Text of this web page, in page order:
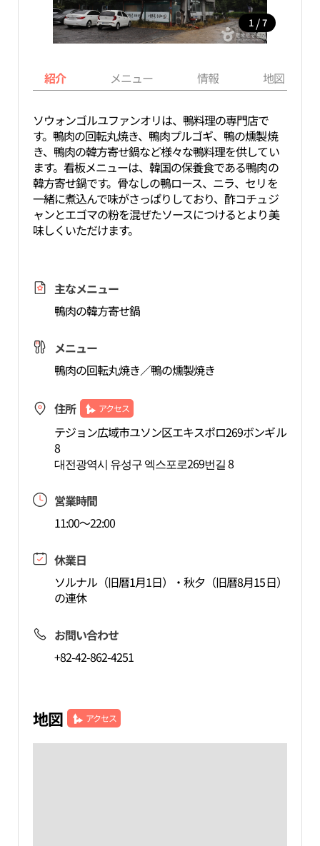
1 / 7
紹介 メニュー 情報 地図
ソウォンゴルユファンオリは、鴨料理の専門店で
す。鴨肉の回転丸焼き、鴨肉プルゴギ、鴨の燻製焼
き、鴨肉の韓方寄せ鍋など様々な鴨料理を供してい
ます。看板メニューは、韓国の保養食である鴨肉の
韓方寄せ鍋です。骨なしの鴨ロース、ニラ、セリを
一緒に煮込んで味がさっぱりしており、酢コチュジ
ャンとエゴマの粉を混ぜたソースにつけるとより美
味しくいただけます。
主なメニュー
鴨肉の韓方寄せ鍋
メニュー
鴨肉の回転丸焼き／鴨の燻製焼き
住所 アクセス
テジョン広域市ユソン区エキスポロ269ボンギル
8
대전광역시 유성구 엑스포로269번길 8
営業時間
11:00～22:00
休業日
ソルナル（旧暦1月1日）・秋夕（旧暦8月15日）
の連休
お問い合わせ
+82-42-862-4251
地図 アクセス